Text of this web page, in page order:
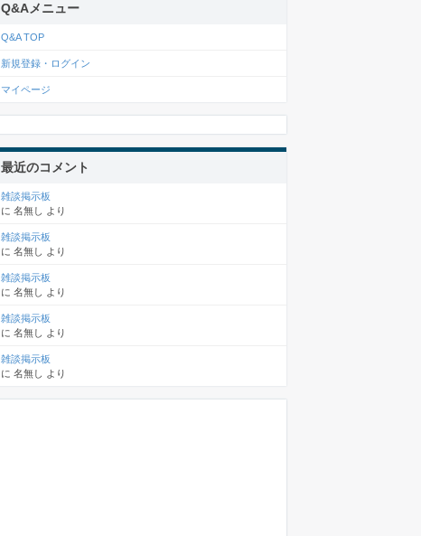
Q&Aメニュー
Q&A TOP
新規登録・ログイン
マイページ
最近のコメント
雑談掲示板
に 名無し より
雑談掲示板
に 名無し より
雑談掲示板
に 名無し より
雑談掲示板
に 名無し より
雑談掲示板
に 名無し より